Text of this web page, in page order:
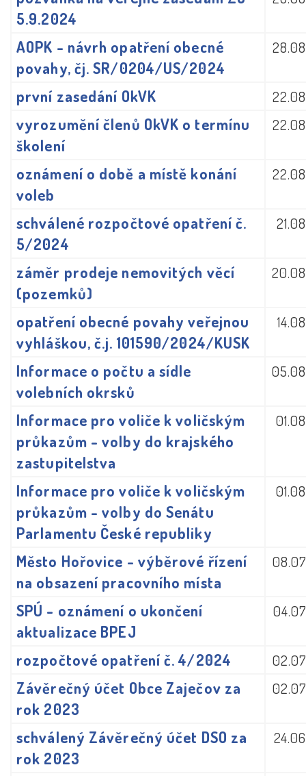
5.9.2024
AOPK - návrh opatření obecné
povahy, čj. SR/0204/US/2024
první zasedání OkVK
vyrozumění členů OkVK o termínu
školení
oznámení o době a místě konání
voleb
schválené rozpočtové opatření č.
5/2024
záměr prodeje nemovitých věcí
(pozemků)
opatření obecné povahy veřejnou
vyhláškou, č.j. 101590/2024/KUSK
Informace o počtu a sídle
volebních okrsků
Informace pro voliče k voličským
průkazům - volby do krajského
zastupitelstva
Informace pro voliče k voličským
průkazům - volby do Senátu
Parlamentu České republiky
Město Hořovice - výběrové řízení
na obsazení pracovního místa
SPÚ - oznámení o ukončení
aktualizace BPEJ
rozpočtové opatření č. 4/2024
Závěrečný účet Obce Zaječov za
rok 2023
schválený Závěrečný účet DSO za
rok 2023